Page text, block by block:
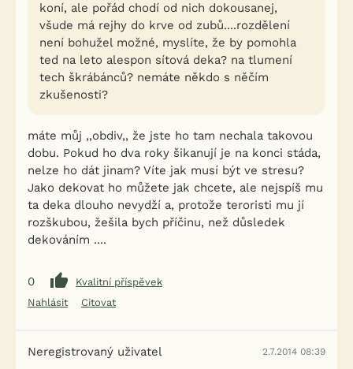
koní, ale pořád chodí od nich dokousanej,
všude má rejhy do krve od zubů....rozdělení
není bohužel možné, myslíte, že by pomohla
ted na leto alespon sítová deka? na tlumení
tech škrábánců? nemáte někdo s něčím
zkušenosti?
máte můj ,,obdiv,, že jste ho tam nechala takovou
dobu. Pokud ho dva roky šikanují je na konci stáda,
nelze ho dát jinam? Víte jak musí být ve stresu?
Jako dekovat ho můžete jak chcete, ale nejspíš mu
ta deka dlouho nevydží a, protože teroristi mu jí
rozškubou, žešila bych příčinu, než důsledek
dekováním ....
0
Kvalitní příspěvek
Nahlásit
Citovat
Neregistrovaný uživatel 2.7.2014 08:39